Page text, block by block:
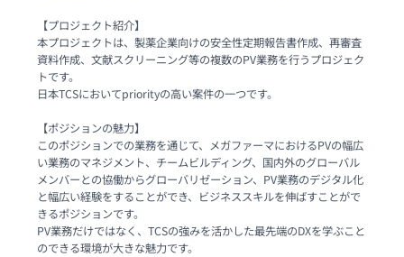
【プロジェクト紹介】
本プロジェクトは、製薬企業向けの安全性定期報告書作成、再審査
資料作成、文献スクリーニング等の複数のPV業務を行うプロジェク
トです。
日本TCSにおいてpriorityの高い案件の一つです。
【ポジションの魅力】
このポジションでの業務を通じて、メガファーマにおけるPVの幅広
い業務のマネジメント、チームビルディング、国内外のグローバル
メンバーとの協働からグローバリゼーション、PV業務のデジタル化
と幅広い経験をすることができ、ビジネススキルを伸ばすことがで
きるポジションです。
PV業務だけではなく、TCSの強みを活かした最先端のDXを学ぶこと
のできる環境が大きな魅力です。